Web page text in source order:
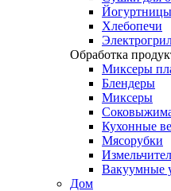
Йогуртницы
Хлебопечи
Обработка
Миксеры
Блендеры
Миксеры
Кухонные
Мясорубки
Вакуумные
Дом